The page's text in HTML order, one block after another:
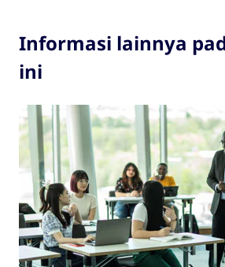
Perkuliahan yang mengarah
mahasiswa ingin
PhD.
Perlu diketahui bahwa
Skotlandia menawarkan gelar
disebut Scottish Master of Arts
diselesaikan selama tiga atau
tidak dapat disamakan dengan
pascasarjana.
Informasi lainnya
ini